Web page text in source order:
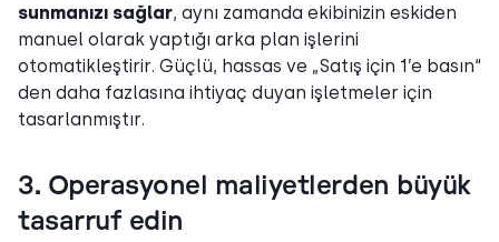
sunmanızı sağlar, aynı zamanda ekibinizin eskiden
manuel olarak yaptığı arka plan işlerini
otomatikleştirir. Güçlü, hassas ve „Satış için 1’e basın“
den daha fazlasına ihtiyaç duyan işletmeler için
tasarlanmıştır.
3. Operasyonel maliyetlerden büyük
tasarruf edin